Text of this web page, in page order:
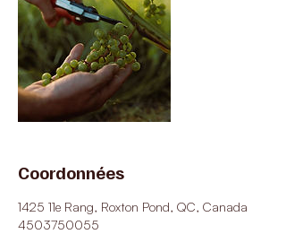
Coordonnées
1425 11e Rang, Roxton Pond, QC, Canada
4503750055